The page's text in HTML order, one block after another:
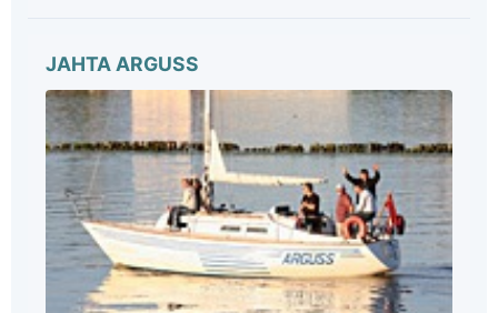
JAHTA ARGUSS